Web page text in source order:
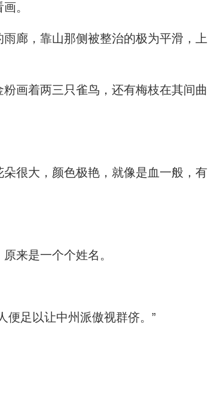
。
廊，靠山那侧被整治的极为平滑，上
画着两三只雀鸟，还有梅枝在其间曲
很大，颜色极艳，就像是血一般，有
来是一个个姓名。
足以让中州派傲视群侪。”